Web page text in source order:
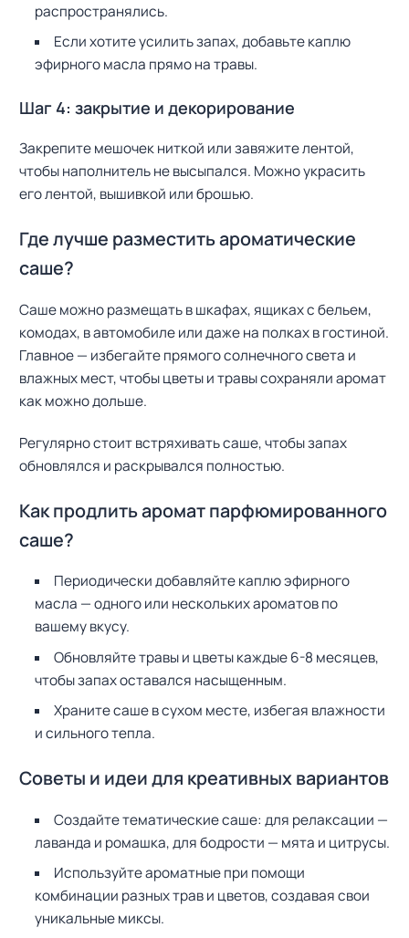
распространялись.
Если хотите усилить запах, добавьте каплю
эфирного масла прямо на травы.
Шаг 4: закрытие и декорирование
Закрепите мешочек ниткой или завяжите лентой,
чтобы наполнитель не высыпался. Можно украсить
его лентой, вышивкой или брошью.
Где лучше разместить ароматические
саше?
Саше можно размещать в шкафах, ящиках с бельем,
комодах, в автомобиле или даже на полках в гостиной.
Главное — избегайте прямого солнечного света и
влажных мест, чтобы цветы и травы сохраняли аромат
как можно дольше.
Регулярно стоит встряхивать саше, чтобы запах
обновлялся и раскрывался полностью.
Как продлить аромат парфюмированного
саше?
Периодически добавляйте каплю эфирного
масла — одного или нескольких ароматов по
вашему вкусу.
Обновляйте травы и цветы каждые 6-8 месяцев,
чтобы запах оставался насыщенным.
Храните саше в сухом месте, избегая влажности
и сильного тепла.
Советы и идеи для креативных вариантов
Создайте тематические саше: для релаксации —
лаванда и ромашка, для бодрости — мята и цитрусы.
Используйте ароматные при помощи
комбинации разных трав и цветов, создавая свои
уникальные миксы.
Н